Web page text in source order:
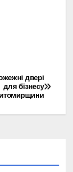
двері
для бізнесу